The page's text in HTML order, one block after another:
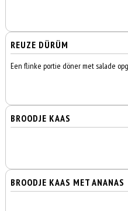
REUZE DÜRÜM
Een flinke portie döner met salade
BROODJE KAAS
BROODJE KAAS MET ANANAS